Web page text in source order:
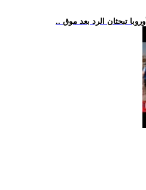
تبحثان الرد بعد موق